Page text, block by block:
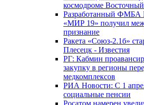
космодроме
Разработанный ФМБА
«МИР 19» получил
признание
Ракета «Союз-2.1б»
Плесецк - Известия
РГ: Кабмин
закупку в регионы
медкомплексов
РИА Новости: С 1
социальные пенсии
Росатом намерен